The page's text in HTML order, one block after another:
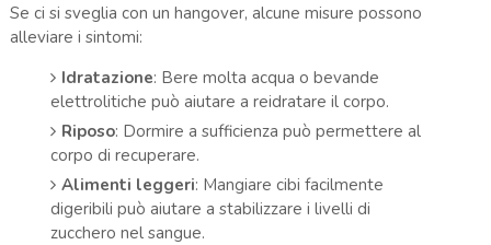
Se ci si sveglia con un hangover, alcune misure possono
alleviare i sintomi:
Idratazione: Bere molta acqua o bevande
elettrolitiche può aiutare a reidratare il corpo.
Riposo: Dormire a sufficienza può permettere al
corpo di recuperare.
Alimenti leggeri: Mangiare cibi facilmente
digeribili può aiutare a stabilizzare i livelli di
zucchero nel sangue.